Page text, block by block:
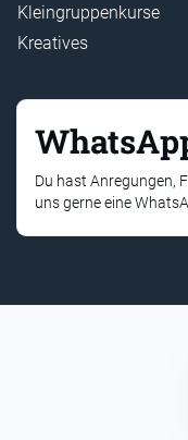
Kleingruppenkurse
Kreatives
Du hast Anregungen,
uns gerne eine